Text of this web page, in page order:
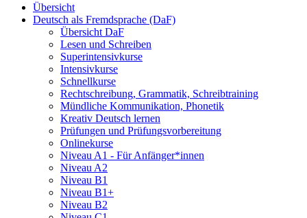
Übersicht
Deutsch als Fremdsprache (DaF)
Übersicht DaF
Lesen und Schreiben
Superintensivkurse
Intensivkurse
Schnellkurse
Rechtschreibung, Grammatik, Schreibtraining
Mündliche Kommunikation, Phonetik
Kreativ Deutsch lernen
Prüfungen und Prüfungsvorbereitung
Onlinekurse
Niveau A1 - Für Anfänger*innen
Niveau A2
Niveau B1
Niveau B1+
Niveau B2